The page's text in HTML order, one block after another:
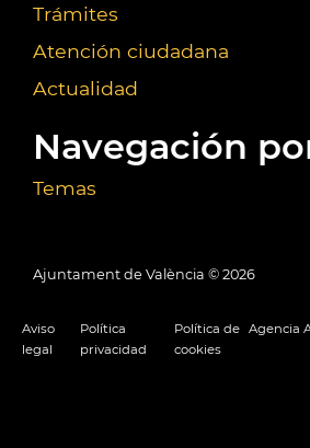
Trámites
Atención ciudadana
Actualidad
Navegación
Temas
Ajuntament de València © 2026
Aviso
legal
Política
privacidad
Política de
cookies
Agencia